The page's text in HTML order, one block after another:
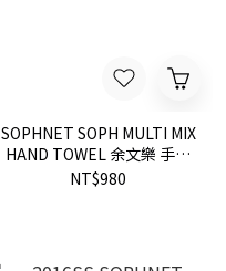
SOPHNET SOPH MULTI MIX
HAND TOWEL 余文樂 手帕
毛巾 方巾 現貨
NT$980